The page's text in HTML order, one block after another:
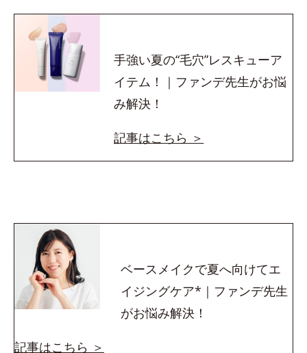
手強い夏の“毛穴”レスキューア
イテム！｜ファンデ先生がお悩
み解決！
記事はこちら ＞
ベースメイクで夏へ向けてエ
イジングケア*｜ファンデ先生
がお悩み解決！
記事はこちら ＞